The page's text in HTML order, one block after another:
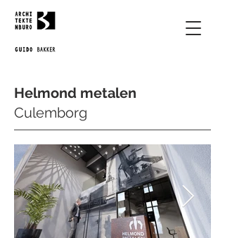
Helmond metalen
Culemborg